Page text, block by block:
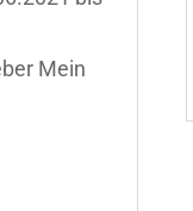
Mein